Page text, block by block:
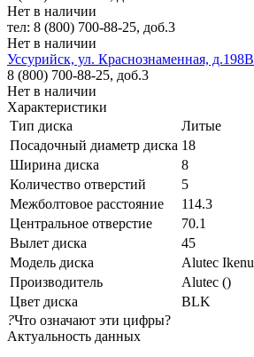
Нет в наличии
тел: 8 (800) 700-88-25, доб.3
Нет в наличии
Уссурийск, ул. Краснознаменная, д.198В
8 (800) 700-88-25, доб.3
Нет в наличии
Характеристики
Тип диска
Литые
Посадочный диаметр диска 18
Ширина диска
8
Количество отверстий
5
Межболтовое расстояние
114.3
Центральное отверстие
70.1
Вылет диска
45
Модель диска
Alutec Ikenu
Производитель
Alutec ()
Цвет диска
BLK
?Что означают эти цифры?
Актуальность данных